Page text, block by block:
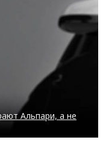
Альпари, а не